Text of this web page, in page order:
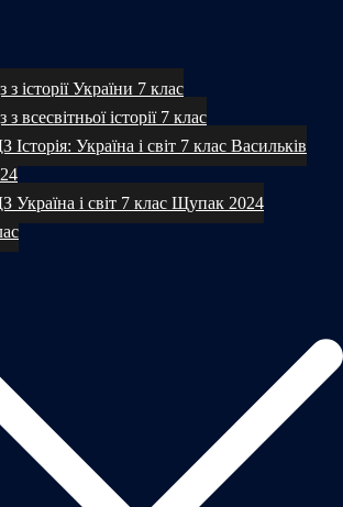
з історії України 7 клас
з всесвітньої історії 7 клас
Історія: Україна і світ 7 клас Васильків
Україна і світ 7 клас Щупак 2024